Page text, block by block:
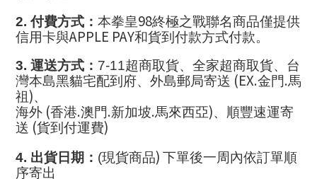
2. 付費方式： 本拳皇98終極之戰聯名商品僅提供
信用卡與APPLE PAY和貨到付款方式付款。
3. 運送方式： 7-11超商取貨、全家超商取貨、台
灣本島黑貓宅配到府、外島郵局寄送 (EX.金門.馬
祖)、
海外 (香港.澳門.新加坡.馬來西亞)、順豐速運寄
送 (貨到付運費)
4. 出貨日期： (現貨商品) 下單後一周內依訂單順
序寄出